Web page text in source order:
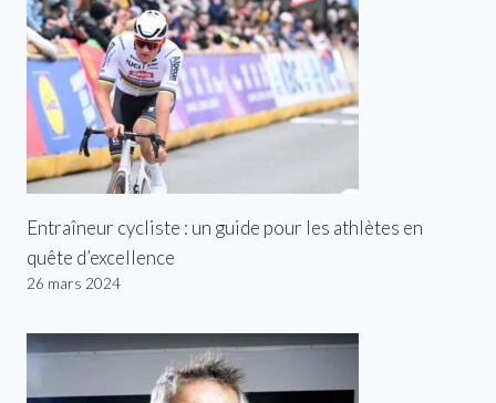
Entraîneur cycliste : un guide pour les athlètes en
quête d’excellence
26 mars 2024